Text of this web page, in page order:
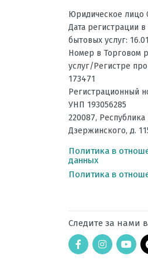
Вес
Юридическое лицо
Дата регистрации
бытовых услуг:
Номер в Торговом
услуг/Регистре
173471
Регистрационный
УНП 193056285
220087, Республика
Дзержинского, д.
Политика в
данных
Политика в
Следите за нами